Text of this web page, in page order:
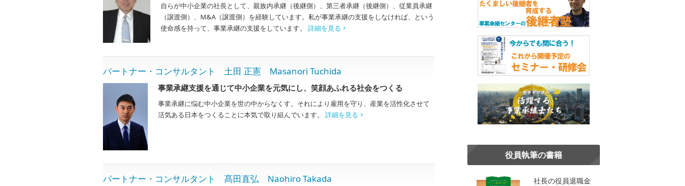
自らが中小企業の社長として、親族内承継（後継側）、第三者承継（後継側）、従業員承継
（譲渡側）、M&A（譲渡側）を経験しています。私が事業承継の支援をしなければ、という
使命感を持って、事業承継の支援をしています。 詳細を見る
パートナー・コンサルタント 土田 正憲 Masanori Tuchida
事業承継支援を通じて中小企業を元気にし、笑顔あふれる社会をつくる
事業承継に悩む中小企業を世の中からなくす。それにより雇用を守り、産業を活性化させて
活気ある日本をつくることに本気で取り組んでいます。 詳細を見る
パートナー・コンサルタント 髙田直弘 Naohiro Takada
役員執筆の書籍
社長の役員退職金